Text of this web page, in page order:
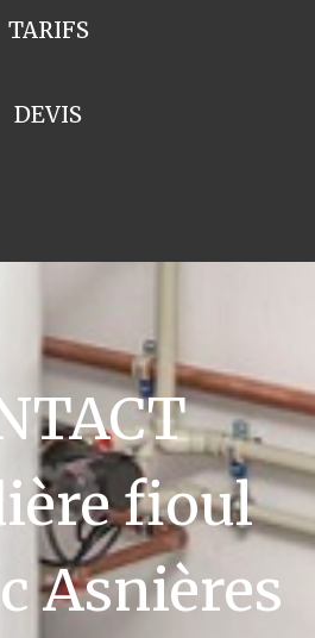
TARIFS
DEVIS
fioul
Asnières